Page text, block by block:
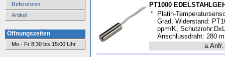
Referenzen
Artikel
Öffnungszeiten
Mo - Fr 8:30 bis 15:00 Uhr
PT1000
*
Platin-
Grad, Widerstand:
ppm/K,
Anschlussdraht: 280
a.Anfr.